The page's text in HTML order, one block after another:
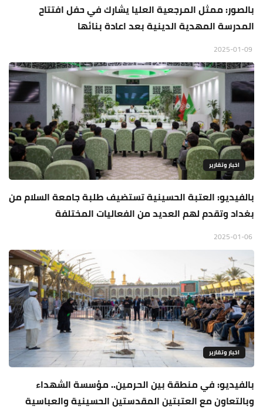
بالصور: ممثل المرجعية العليا يشارك في حفل افتتاح
المدرسة المهدية الدينية بعد اعادة بنائها
اخبار وتقارير
بالفيديو: العتبة الحسينية تستضيف طلبة جامعة السلام من
بغداد وتقدم لهم العديد من الفعاليات المختلفة
اخبار وتقارير
بالفيديو: في منطقة بين الحرمين.. مؤسسة الشهداء
وبالتعاون مع العتبتين المقدستين الحسينية والعباسية